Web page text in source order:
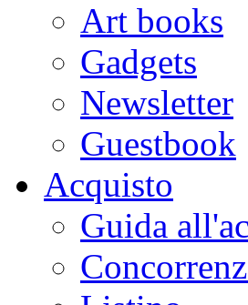
Art books
Gadgets
Newsletter
Guestbook
Acquisto
Guida